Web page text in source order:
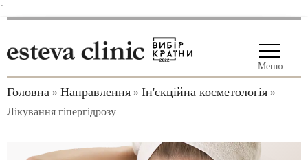
`
Меню
Головна » Направлення » Ін'єкційна косметологія »
Лікування гіпергідрозу